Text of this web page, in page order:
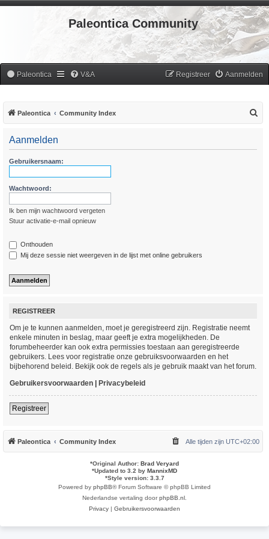
Paleontica Community
Paleontica V&A Aanmelden
Registreer
Paleontica Community Index
Aanmelden
Gebruikersnaam:
Wachtwoord:
Ik ben mijn wachtwoord vergeten
Stuur activatie-e-mail opnieuw
Onthouden
Mij deze sessie niet weergeven in de lijst met online gebruikers
REGISTREER
Om je te kunnen aanmelden, moet je geregistreerd zijn. Registratie neemt
enkele minuten in beslag, maar geeft je extra mogelijkheden. De
forumbeheerder kan ook extra permissies toestaan aan geregistreerde
gebruikers. Lees voor registratie onze gebruiksvoorwaarden en het
bijbehorend beleid. Bekijk ook de regels als je gebruik maakt van het forum.
Gebruikersvoorwaarden | Privacybeleid
Registreer
Paleontica Community Index Alle tijden zijn UTC+02:00
*Original Author: Brad Veryard
*Updated to 3.2 by MannixMD
*Style version: 3.3.7
Powered by phpBB® Forum Software © phpBB Limited
Nederlandse vertaling doorphpBB.nl
Privacy | Gebruikersvoorwaarden